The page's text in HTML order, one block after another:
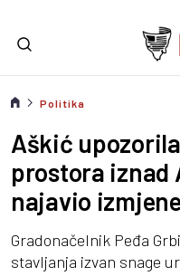
Politika
Aškić
prostora iznad
najavio izmjene
Gradonačelnik Peđa
stavljanja izvan snage